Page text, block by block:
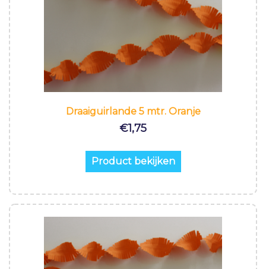
Draaiguirlande 5 mtr. Oranje
€1,75
Product bekijken